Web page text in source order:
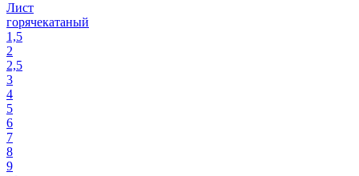
Лист
горячекатаный
1,5
2
2,5
3
4
5
6
7
8
9